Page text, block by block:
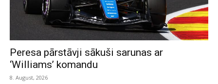
Peresa pārstāvji sākuši sarunas ar
‘Williams’ komandu
8. August, 2026